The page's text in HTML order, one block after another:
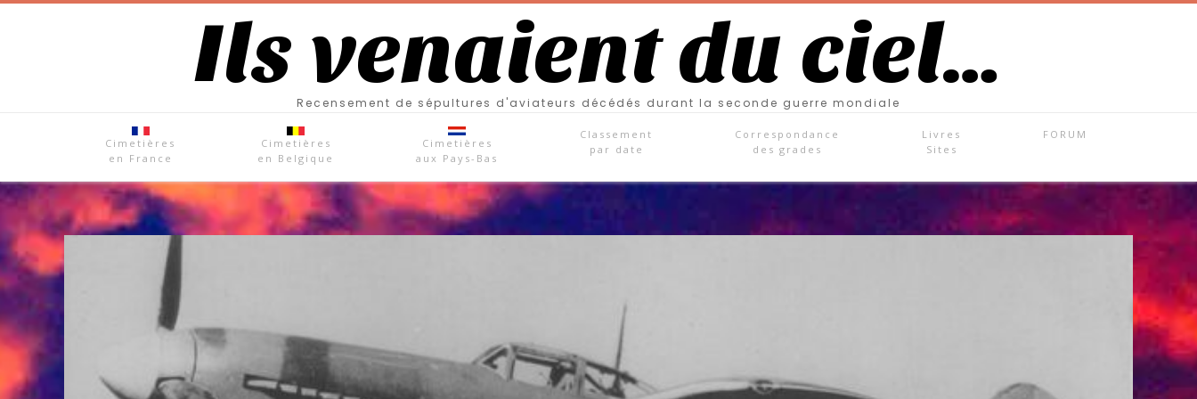
Ils venaient du ciel…
Recensement de sépultures d'aviateurs décédés durant la seconde guerre mondiale
Cimetières
en France
Cimetières
en Belgique
Cimetières
aux Pays-Bas
Classement
par date
Correspondance
des grades
Livres
Sites
FORUM